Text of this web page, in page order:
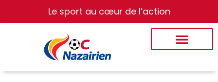
Le sport au cœur de l’action